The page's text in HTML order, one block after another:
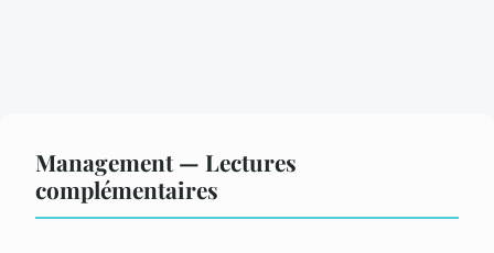
Management — Lectures
complémentaires